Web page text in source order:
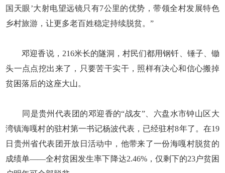
国天眼’大射电望远镜只有7公里的优势，带领全村发展特色
乡村旅游，让更多老百姓稳定持续脱贫。”
邓迎香说，216米长的隧洞，村民们都用钢钎、锤子、锄
头一点点挖出来了，只要苦干实干，照样有决心和信心搬掉
贫困落后的这座大山。
同是贵州代表团的邓迎香的“战友”、六盘水市钟山区大
湾镇海嘎村的驻村第一书记杨波代表，已经驻村8年了。在19
日贵州省代表团开放日活动中，他带来了一份海嘎村脱贫的
成绩单——全村贫困发生率下降达2.46%，仅剩下的23户贫困